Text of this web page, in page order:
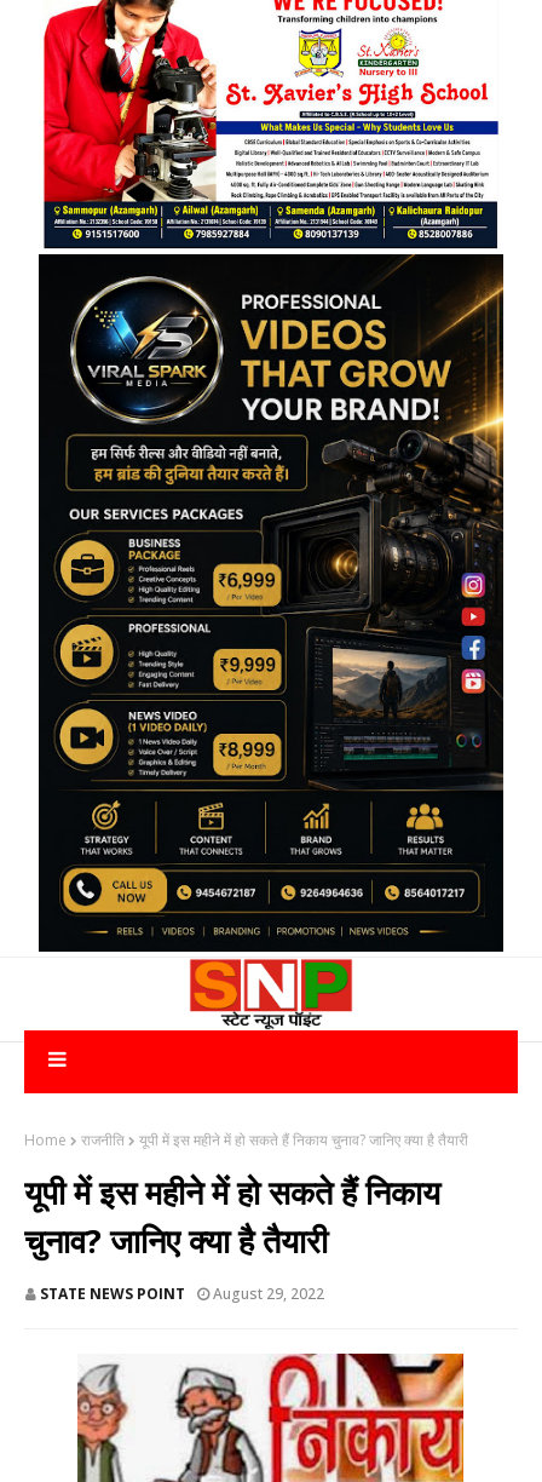
Home राजनीति यूपी में इस महीने में हो सकते हैं निकाय चुनाव? जानिए क्या है तैयारी
यूपी में इस महीने में हो सकते हैं निकाय
चुनाव? जानिए क्या है तैयारी
STATE NEWS POINT August 29, 2022